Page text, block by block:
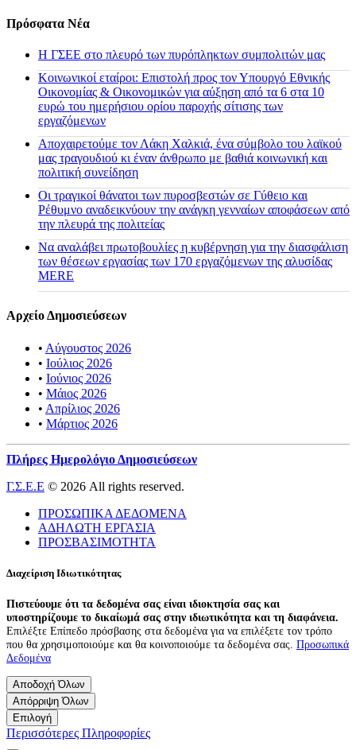
Πρόσφατα Νέα
H ΓΣΕΕ στο πλευρό των πυρόπληκτων συμπολιτών μας
Κοινωνικοί εταίροι: Επιστολή προς τον Υπουργό Εθνικής
Οικονομίας & Οικονομικών για αύξηση από τα 6 στα 10
ευρώ του ημερήσιου ορίου παροχής σίτισης των
εργαζόμενων
Αποχαιρετούμε τον Λάκη Χαλκιά, ένα σύμβολο του λαϊκού
μας τραγουδιού κι έναν άνθρωπο με βαθιά κοινωνική και
πολιτική συνείδηση
Οι τραγικοί θάνατοι των πυροσβεστών σε Γύθειο και
Ρέθυμνο αναδεικνύουν την ανάγκη γενναίων αποφάσεων από
την πλευρά της πολιτείας
Να αναλάβει πρωτοβουλίες η κυβέρνηση για την διασφάλιση
των θέσεων εργασίας των 170 εργαζόμενων της αλυσίδας
MERE
Αρχείο Δημοσιεύσεων
• Αύγουστος 2026
• Ιούλιος 2026
• Ιούνιος 2026
• Μάιος 2026
• Απρίλιος 2026
• Μάρτιος 2026
Πλήρες Ημερολόγιο Δημοσιεύσεων
Γ.Σ.Ε.Ε © 2026 All rights reserved.
ΠΡΟΣΩΠΙΚΑ ΔΕΔΟΜΕΝΑ
ΑΔΗΛΩΤΗ ΕΡΓΑΣΙΑ
ΠΡΟΣΒΑΣΙΜΟΤΗΤΑ
Διαχείριση Ιδιωτικότητας
Πιστεύουμε ότι τα δεδομένα σας είναι ιδιοκτησία σας και
υποστηρίζουμε το δικαίωμά σας στην ιδιωτικότητα και τη διαφάνεια.
Επιλέξτε Επίπεδο πρόσβασης στα δεδομένα για να επιλέξετε τον τρόπο
που θα χρησιμοποιούμε και θα κοινοποιούμε τα δεδομένα σας. Προσωπικά
Δεδομένα
Αποδοχή Όλων
Απόρριψη Όλων
Επιλογή
Περισσότερες Πληροφορίες